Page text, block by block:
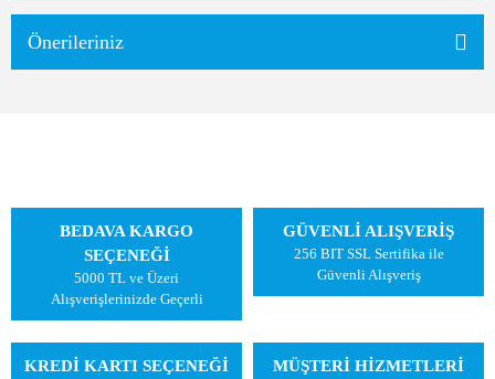
Önerileriniz
BEDAVA KARGO
SEÇENEĞİ
5000 TL ve Üzeri
Alışverişlerinizde Geçerli
GÜVENLİ ALIŞVERİŞ
256 BIT SSL Sertifika ile
Güvenli Alışveriş
KREDİ KARTI SEÇENEĞİ MÜŞTERİ HİZMETLERİ